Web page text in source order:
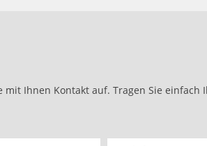
Ihnen Kontakt auf. Tragen Sie einfach